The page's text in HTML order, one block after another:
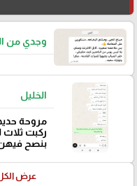
وجدي من
الخليل
مروحة
ركبت ثلاث
بنصح
عرض